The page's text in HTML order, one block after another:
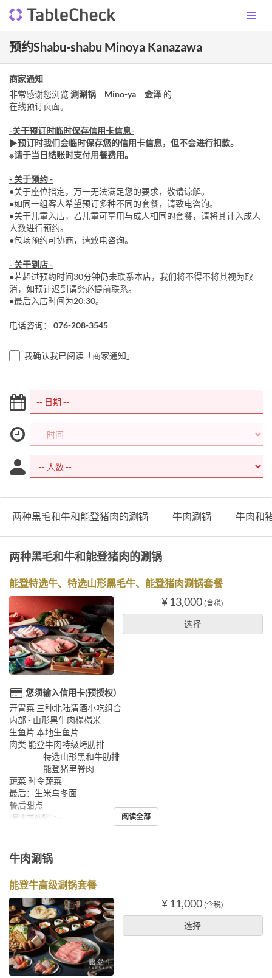
预约Shabu-shabu Minoya Kanazawa
商家通知
非常感谢您浏览 涮涮锅 Mino-ya 金泽 的
在线预订页面。
-关于预订时临时保存信用卡信息-
▶︎预订时我们会临时保存您的信用卡信息，但不会进行扣款。
※请于当日结账时支付用餐费用。
- 关于预约 -
●关于座位指定，万一无法满足您的要求，敬请谅解。
●如同一组客人希望预订多种不同的套餐，请致电咨询。
●关于儿童入店，若儿童可享用与成人相同的套餐，请将其计入成人
人数进行预约。
●包场预约可协商，请致电咨询。
- 关于到店 -
●若超过预约时间30分钟仍未联系本店，我们将不得不将其视为取
消，如预计迟到请务必提前联系。
●最后入店时间为20:30。
电话咨询： 076-208-3545
我确认我已阅读「商家通知」
两种黑毛和牛和能登猪肉的涮锅 牛肉涮锅 牛肉和
两种黑毛和牛和能登猪肉的涮锅
能登特选牛、特选山形黑毛牛、能登猪肉涮锅套餐
¥ 13,000 (含税)
选择
您须输入信用卡(预授权）
开胃菜 三种北陆清酒小吃组合
内部 - 山形黑牛肉榻榻米
生鱼片 本地生鱼片
肉类 能登牛肉特级烤肋排
特选山形黑和牛肋排
能登猪里脊肉
蔬菜 时令蔬菜
最后：生米乌冬面
餐后甜点
最大下单数 2 ~ 阅读全部
牛肉涮锅
能登牛高级涮锅套餐
¥ 11,000 (含税)
选择